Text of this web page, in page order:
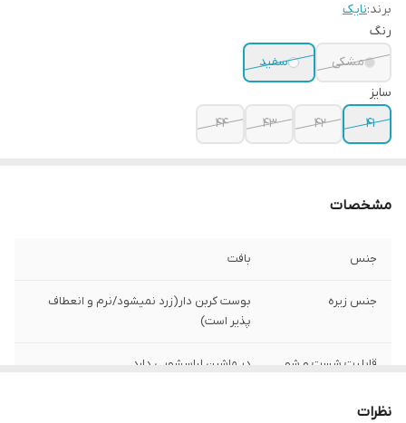
برند:نایک
رنگ
مشکی
سفید
سایز
41
42
43
44
مشخصات
جنس بافت
جنس زیره
بوست کربن دار(زرد نمیشود/نرم و انعطاف
پذیر است)
قابلیت شست و شو در ماشین لباسشویی دارد
قالب کتونینظرات